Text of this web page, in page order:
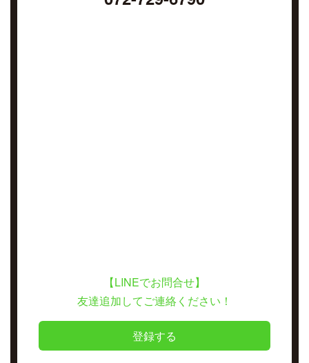
【LINEでお問合せ】
友達追加してご連絡ください！
登録する